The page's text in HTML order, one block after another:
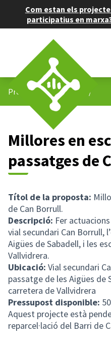
Com estan els
participatius en
Projectes participatius /
Millores en
passatges de
Títol de la proposta:
de Can Borrull.
Descripció: Fer
vial secundari Can Borrull,
Aigües de Sabadell, i les
Vallvidrera.
Ubicació: Vial secundari
passatge de les Aigües de
carretera de Vallvidrera
Pressupost disponible:
Aquest projecte està
reparcel·lació del Barri de